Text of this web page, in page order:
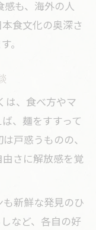
応まとめ
ファンの輪
験の魅力
注意点を紐解
外での認知
分と特徴
態を解説
ポイント
のコツ
える背景
感も、海外の人
食文化の奥深さ
。
は、食べ方やマ
、麺をすすって
戸惑うものの、
由さに解放感を覚
新鮮な発見のひ
など、各自の好